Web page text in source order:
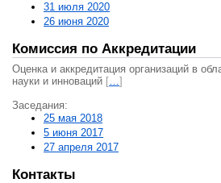
31 июля 2020
26 июня 2020
Комиссия по Аккредитации
Оценка и аккредитация организаций в
науки и инноваций […]
Заседания:
25 мая 2018
5 июня 2017
27 апреля 2017
Контакты